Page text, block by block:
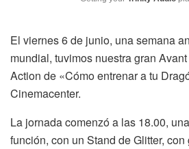
El viernes 6 de junio, una semana
mundial, tuvimos nuestra gran
Action de «Cómo entrenar a tu
Cinemacenter.
La jornada comenzó a las 18.00,
función, con un Stand de Glitter,